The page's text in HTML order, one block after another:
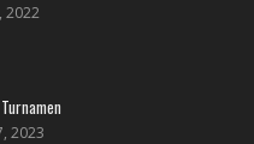
2022
2023